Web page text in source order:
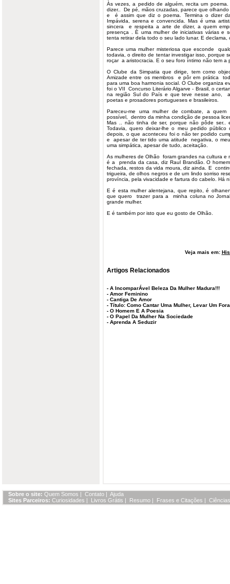
Às vezes, a pedido de alguém, recita um
dizer.. De pé, mãos cruzadas, parece que
e é assim que diz o poema. Termina o dizer
Impávida, serena e convencida. Mas é uma
sincera e respeita a arte de dizer, a quem
presença . È uma mulher de iniciativas várias e
tenta retirar dela todo o seu lado lunar. E
Parece uma mulher misteriosa que esconde
todavia, o direito de tentar investigar isso, porque
roçar a aristocracia. E o seu foro íntimo não tem a
O Clube da Simpatia que dirige, tem como
Amizade entre os membros e pôr em prática
para uma boa harmonia social. O Clube organiza
foi o VII Concurso Literário Algarve - Brasil, o
na região Sul do País e que teve nesse ano,
poetas e prosadores portugueses e brasileiros.
Pareceu-me uma mulher de combate, a
possível, dentro da minha condição de pessoa
Mas .. não tinha de ser, porque não pôde ser..
Todavia, quero deixar-lhe o meu pedido
depois, o que aconteceu foi o não ter podido
e apesar de ter tido uma atitude negativa, o
uma simpática, apesar de tudo, aceitação.
As mulheres de Olhão foram grandes na cultura e
é a prenda da casa, diz Raul Brandão. O
fechada, restos da vida moura, diz ainda. E
trigueira, de olhos negros e de um lindo sorriso
província, pela vivacidade e fartura do cabelo. Há
E é esta mulher alentejana, que repito, é
que quero trazer para a minha coluna no
grande mulher.
E é também por isto que eu gosto de Olhão.
Veja mais em:
Artigos Relacionados
- A IncomparÁvel Beleza Da Mulher Madura!!!
- Amor Feminino
- Cantiga De Amor
- Título: Como Cantar Uma Mulher, Levar Um
- O Homem E A Poesia
- O Papel Da Mulher Na Sociedade
- Aprenda A Seduzir
Sobre o site: Quem Somos | Contato | Ajuda
Sites Parceiros: Curiosidades | Livros Grátis | Resumo | Frases e Citações |